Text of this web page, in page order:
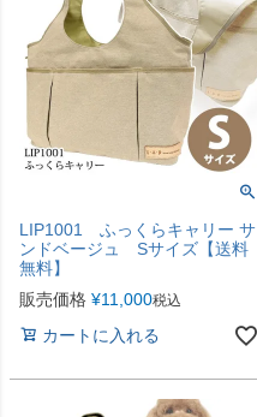
LIP1001 ふっくらキャリー サ
ンドベージュ Sサイズ【送料
無料】
販売価格 ¥11,000税込
カートに入れる